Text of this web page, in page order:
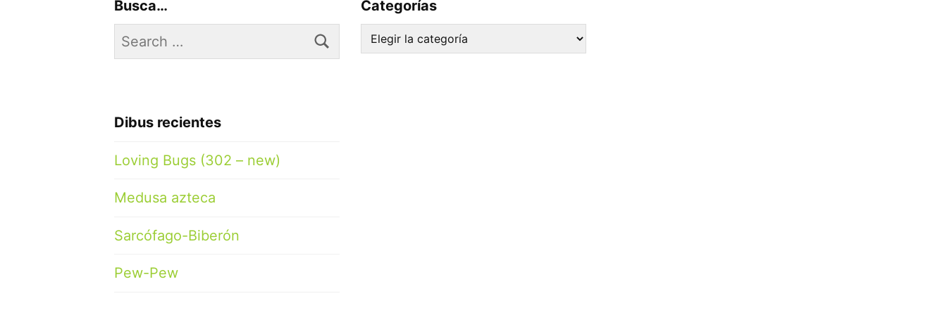
Busca…
Search
for:
Dibus recientes
Loving Bugs (302 – new)
Medusa azteca
Sarcófago-Biberón
Pew-Pew
Categorías
Categorías